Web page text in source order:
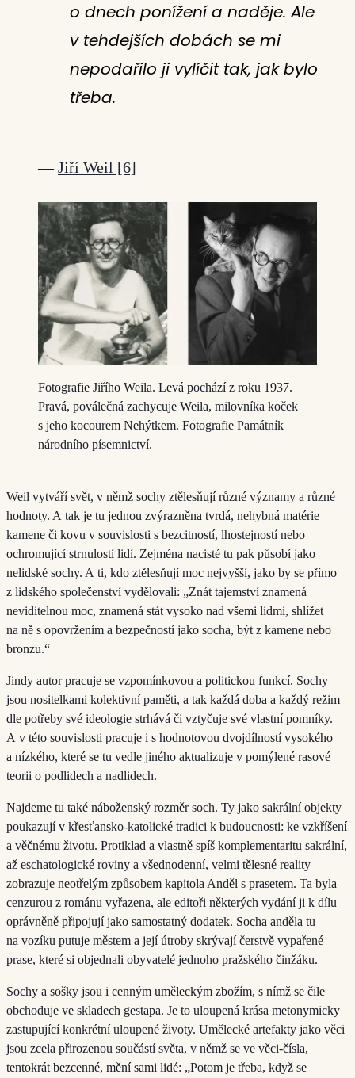
o dnech ponížení a naděje. Ale
v tehdejších dobách se mi
nepodařilo ji vylíčit tak, jak bylo
třeba.
Jiří Weil [6]
Fotografie Jiřího Weila. Levá pochází z roku 1937.
Pravá, poválečná zachycuje Weila, milovníka koček
s jeho kocourem Nehýtkem. Fotografie Památník
národního písemnictví.
Weil vytváří svět, v němž sochy ztělesňují různé významy a různé
hodnoty. A tak je tu jednou zvýrazněna tvrdá, nehybná matérie
kamene či kovu v souvislosti s bezcitností, lhostejností nebo
ochromující strnulostí lidí. Zejména nacisté tu pak působí jako
nelidské sochy. A ti, kdo ztělesňují moc nejvyšší, jako by se přímo
z lidského společenství vydělovali: „Znát tajemství znamená
neviditelnou moc, znamená stát vysoko nad všemi lidmi, shlížet
na ně s opovržením a bezpečností jako socha, být z kamene nebo
bronzu.“
Jindy autor pracuje se vzpomínkovou a politickou funkcí. Sochy
jsou nositelkami kolektivní paměti, a tak každá doba a každý režim
dle potřeby své ideologie strhává či vztyčuje své vlastní pomníky.
A v této souvislosti pracuje i s hodnotovou dvojdílností vysokého
a nízkého, které se tu vedle jiného aktualizuje v pomýlené rasové
teorii o podlidech a nadlidech.
Najdeme tu také náboženský rozměr soch. Ty jako sakrální objekty
poukazují v křesťansko-katolické tradici k budoucnosti: ke vzkříšení
a věčnému životu. Protiklad a vlastně spíš komplementaritu sakrální,
až eschatologické roviny a všednodenní, velmi tělesné reality
zobrazuje neotřelým způsobem kapitola Anděl s prasetem. Ta byla
cenzurou z románu vyřazena, ale editoři některých vydání ji k dílu
oprávněně připojují jako samostatný dodatek. Socha anděla tu
na vozíku putuje městem a její útroby skrývají čerstvě vypařené
prase, které si objednali obyvatelé jednoho pražského činžáku.
Sochy a sošky jsou i cenným uměleckým zbožím, s nímž se čile
obchoduje ve skladech gestapa. Je to uloupená krása metonymicky
zastupující konkrétní uloupené životy. Umělecké artefakty jako věci
jsou zcela přirozenou součástí světa, v němž se ve věci-čísla,
tentokrát bezcenné, mění sami lidé: „Potom je třeba, když se